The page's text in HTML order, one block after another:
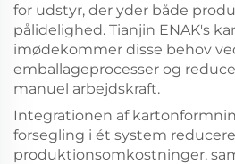
for udstyr, der yder både
pålidelighed. Tianjin ENAK's
imødekommer disse behov
emballageprocesser og
manuel arbejdskraft.
Integrationen af
forsegling i ét system
produktionsomkostninger,